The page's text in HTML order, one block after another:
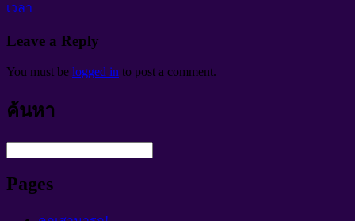
เวลา
Leave a Reply
You must be logged in to post a comment.
ค้นหา
Pages